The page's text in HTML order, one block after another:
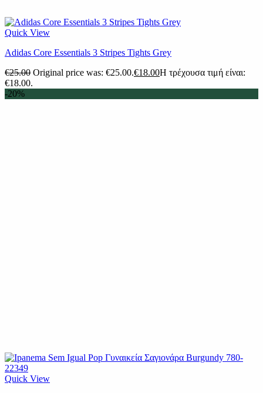
Quick View
Adidas Core Essentials 3 Stripes Tights Grey
€25.00 Original price was: €25.00.€18.00Η τρέχουσα τιμή είναι:
€18.00.
-20%
Quick View